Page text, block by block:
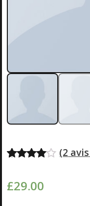
basé
(2
£29.00